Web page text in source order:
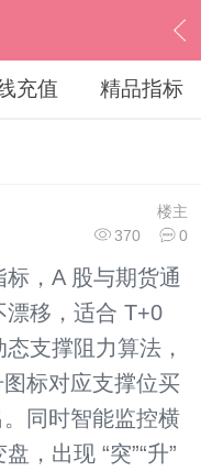
内容
充值 精品指标
楼主
370
0
，A 股与期货通
漂移，适合 T+0
支撑阻力算法，
标对应支撑位买
同时智能监控横
，出现 “突”“升”